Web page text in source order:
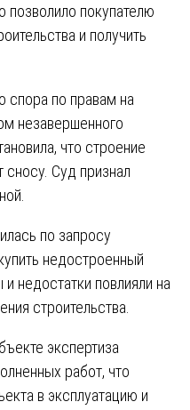
позволило покупателю
и получить
спора по правам на
незавершенного
что строение
Суд признал
по запросу
недостроенный
недостатки повлияли на
строительства.
экспертиза
работ, что
в эксплуатацию и